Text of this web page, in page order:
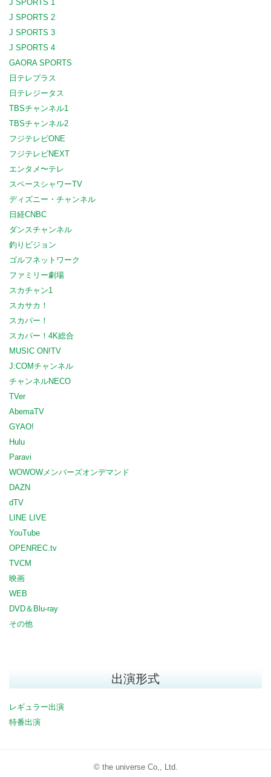
J SPORTS 1
J SPORTS 2
J SPORTS 3
J SPORTS 4
GAORA SPORTS
日テレプラス
日テレジータス
TBSチャンネル1
TBSチャンネル2
フジテレビONE
フジテレビNEXT
エンタメ〜テレ
スペースシャワーTV
ディズニー・チャンネル
日経CNBC
ダンスチャンネル
釣りビジョン
ゴルフネットワーク
ファミリー劇場
スカチャン1
スカサカ！
スカパー！
スカパー！4K総合
MUSIC ON!TV
J:COMチャンネル
チャンネルNECO
TVer
AbemaTV
GYAO!
Hulu
Paravi
WOWOWメンバーズオンデマンド
DAZN
dTV
LINE LIVE
YouTube
OPENREC.tv
TVCM
映画
WEB
DVD＆Blu-ray
その他
出演形式
レギュラー出演
特番出演
© the universe Co,, Ltd.